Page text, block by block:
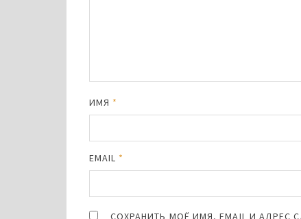
ИМЯ *
EMAIL *
СОХРАНИТЬ МОЁ ИМЯ, EMAIL И